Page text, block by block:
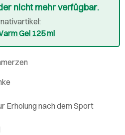
nicht mehr verfügbar.
Gel 125 ml
Erholung nach dem Sport